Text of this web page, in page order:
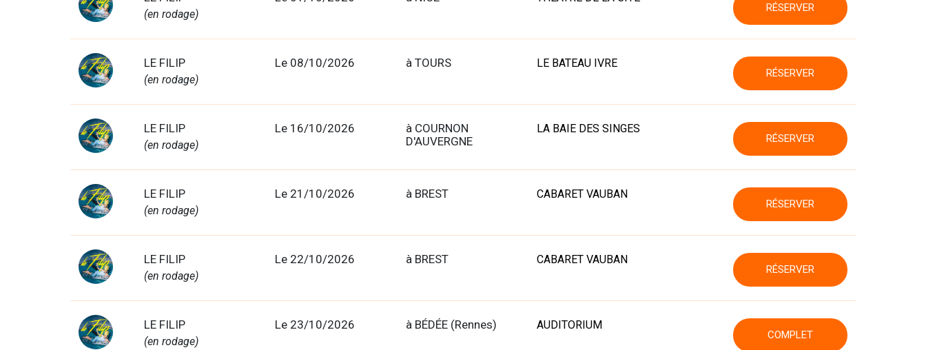
(en rodage) RÉSERVER
LE FILIP
(en rodage)
Le 08/10/2026 à TOURS LE BATEAU IVRE
RÉSERVER
LE FILIP
(en rodage)
Le 16/10/2026
à COURNON
D'AUVERGNE
LA BAIE DES SINGES
RÉSERVER
LE FILIP
(en rodage)
Le 21/10/2026 à BREST CABARET VAUBAN
RÉSERVER
LE FILIP
(en rodage)
Le 22/10/2026 à BREST CABARET VAUBAN
RÉSERVER
LE FILIP
(en rodage)
Le 23/10/2026 à BÉDÉE (Rennes) AUDITORIUM
COMPLET